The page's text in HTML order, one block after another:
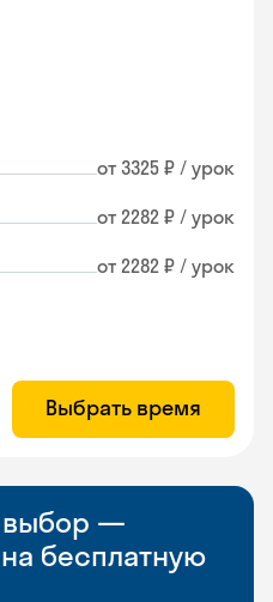
от 3325 ₽ / урок
от 2282 ₽ / урок
от 2282 ₽ / урок
Выбрать время
выбор —
бесплатную